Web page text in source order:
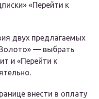
«Перейти к
двух предлагаемых
— выбрать
и «Перейти к
внести в оплату